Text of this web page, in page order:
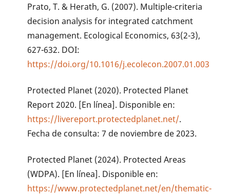
Prato, T. & Herath, G. (2007). Multiple-criteria
decision analysis for integrated catchment
management. Ecological Economics, 63(2-3),
627-632. DOI:
https://doi.org/10.1016/j.ecolecon.2007.01.003
Protected Planet (2020). Protected Planet
Report 2020. [En línea]. Disponible en:
https://livereport.protectedplanet.net/.
Fecha de consulta: 7 de noviembre de 2023.
Protected Planet (2024). Protected Areas
(WDPA). [En línea]. Disponible en:
https://www.protectedplanet.net/en/thematic-